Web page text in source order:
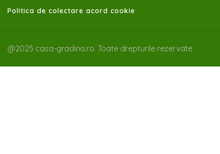
Politica de colectare acord cookie
@2025 casa-gradina.ro. Toate drepturile rezervate